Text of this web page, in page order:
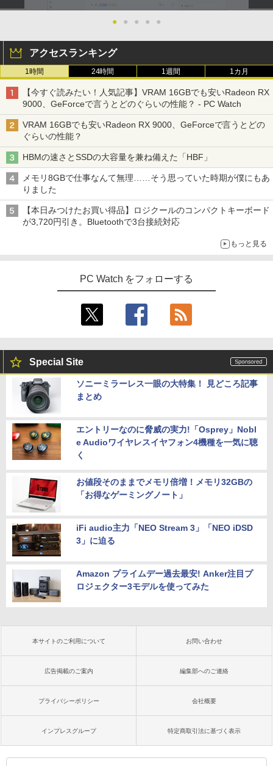
￥21,560
オレンジページ 2026 10/17号増刊＜グレ
ー＞ [雑誌]
￥1,689
ハヤブサ消防団 森へつづく道 [ 池井戸 潤
]
角川まんが学習シリーズ 日本の歴史
全16巻+別巻5冊定番セット [ 山本 博文
￥23,760
● ● ● ● ●
アクセスランキング
1時間 24時間 1週間 1カ月
【今すぐ読みたい！人気記事】VRAM 16GBでも安いRadeon RX
9000、GeForceで言うとどのぐらいの性能？ - PC Watch
VRAM 16GBでも安いRadeon RX 9000、GeForceで言うとどの
ぐらいの性能？
HBMの速さとSSDの大容量を兼ね備えた「HBF」
メモリ8GBで仕事なんて無理……そう思っていた時期が僕にもあ
りました
【本日みつけたお買い得品】ロジクールのコンパクトキーボード
が3,720円引き。Bluetoothで3台接続対応
もっと見る
PC Watch をフォローする
Special Site
ソニーミラーレス一眼の大特集！ 見どころ記事
まとめ
エントリーなのに脅威の実力!「Osprey」Nobl
e Audioワイヤレスイヤフォン4機種を一気に聴
く
お値段そのままでメモリ倍増！メモリ32GBの
「お得なゲーミングノート」
iFi audio主力「NEO Stream 3」「NEO iDSD
3」に迫る
Amazon プライムデー過去最安! Anker注目プ
ロジェクター3モデルを使ってみた
本サイトのご利用について お問い合わせ
広告掲載のご案内 編集部へのご連絡
プライバシーポリシー 会社概要
インプレスグループ 特定商取引法に基づく表示